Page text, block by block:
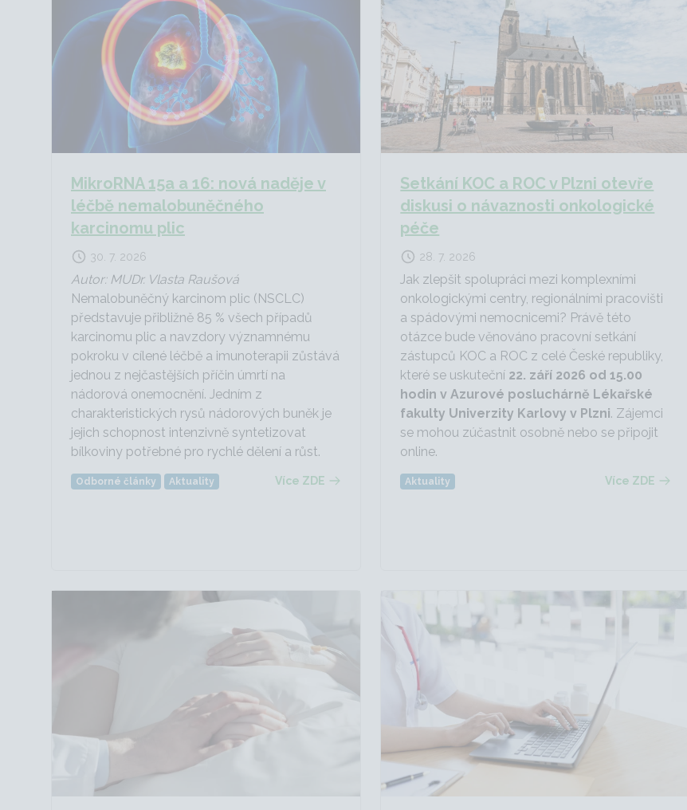
MikroRNA 15a a 16: nová naděje v
léčbě nemalobuněčného
karcinomu plic
30. 7. 2026
Autor: MUDr. Vlasta Raušová
Nemalobuněčný karcinom plic (NSCLC)
představuje přibližně 85 % všech případů
karcinomu plic a navzdory významnému
pokroku v cílené léčbě a imunoterapii zůstává
jednou z nejčastějších příčin úmrtí na
nádorová onemocnění. Jedním z
charakteristických rysů nádorových buněk je
jejich schopnost intenzivně syntetizovat
bílkoviny potřebné pro rychlé dělení a růst.
Odborné články Aktuality Více ZDE
Setkání KOC a ROC v Plzni otevře
diskusi o návaznosti onkologické
péče
28. 7. 2026
Jak zlepšit spolupráci mezi komplexními
onkologickými centry, regionálními pracovišti
a spádovými nemocnicemi? Právě této
otázce bude věnováno pracovní setkání
zástupců KOC a ROC z celé České republiky,
které se uskuteční 22. září 2026 od 15.00
hodin v Azurové posluchárně Lékařské
fakulty Univerzity Karlovy v Plzni. Zájemci
se mohou zúčastnit osobně nebo se připojit
online.
Aktuality Více ZDE